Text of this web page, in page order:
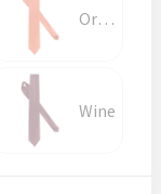
Orange
Wine